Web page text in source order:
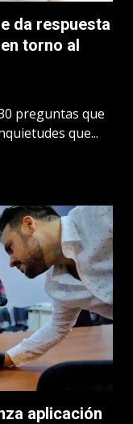
da respuesta
torno al
preguntas que
que...
aplicación